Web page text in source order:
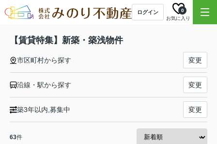
ログイン
お気に入り
0
【賃貸特集】新築・築浅物件
市区町村から探す 変更
沿線・駅から探す 変更
築3年以内,募集中 変更
63件